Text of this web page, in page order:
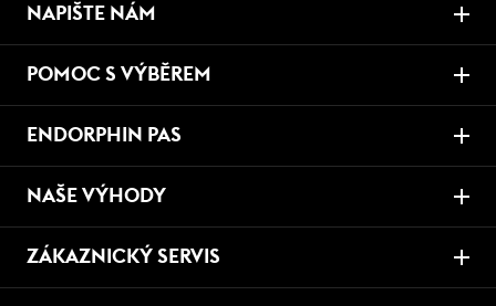
NAPIŠTE NÁM
POMOC S VÝBĚREM
ENDORPHIN PAS
NAŠE VÝHODY
ZÁKAZNICKÝ SERVIS